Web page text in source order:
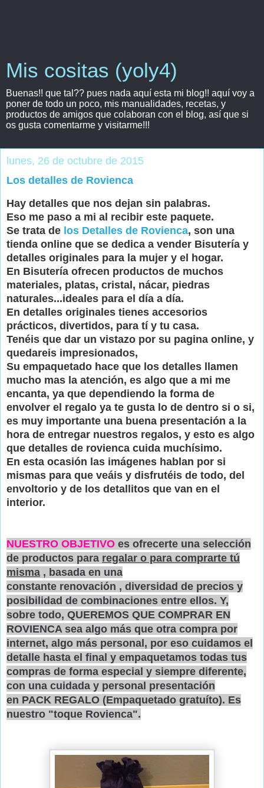
Mis cositas (yoly4)
Buenas!! que tal?? pues nada aquí esta mi blog!! aquí voy a
poner de todo un poco, mis manualidades, recetas, y
productos de amigos que colaboran con el blog, así que si
os gusta comentarme y visitarme!!!
lunes, 26 de octubre de 2015
Los detalles de Rovienca
Hay detalles que nos dejan sin palabras.
Eso me paso a mi al recibir este paquete.
Se trata de los Detalles de Rovienca, son una
tienda online que se dedica a vender Bisutería y
detalles originales para la mujer y el hogar.
En Bisutería ofrecen productos de muchos
materiales, platas, cristal, nácar, piedras
naturales...ideales para el día a día.
En detalles originales tienes accesorios
prácticos, divertidos, para tí y tu casa.
Tenéis que dar un vistazo por su pagina online, y
quedareis impresionados,
Su empaquetado hace que los detalles llamen
mucho mas la atención, es algo que a mi me
encanta, ya que dependiendo la forma de
envolver el regalo ya te gusta lo de dentro si o si,
es muy importante una buena presentación a la
hora de entregar nuestros regalos, y esto es algo
que detalles de rovienca cuida muchísimo.
En esta ocasión las imágenes hablan por si
mismas para que veáis y disfrutéis de todo, del
envoltorio y de los detallitos que van en el
interior.
NUESTRO OBJETIVO es ofrecerte una selección
de productos para regalar o para comprarte tú
misma , basada en una
constante renovación , diversidad de precios y
posibilidad de combinaciones entre ellos. Y,
sobre todo, QUEREMOS QUE COMPRAR EN
ROVIENCA sea algo más que otra compra por
internet, algo más personal, por eso cuidamos el
detalle hasta el final y empaquetamos todas tus
compras de forma especial y siempre diferente,
con una cuidada y personal presentación
en PACK REGALO (Empaquetado gratuíto). Es
nuestro "toque Rovienca".